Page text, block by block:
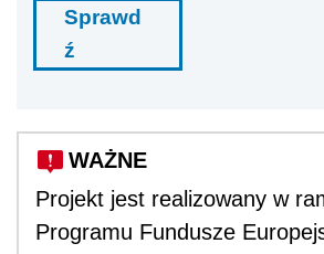
Sprawd
ź
WAŻNE
Projekt jest realizowany w
Programu Fundusze